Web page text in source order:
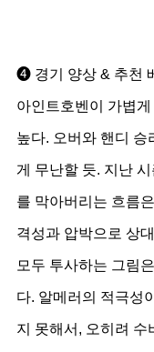
➍ 경기 양상 & 추천
아인트호벤이 가볍
높다. 오버와 핸디 승
게 무난할 듯. 지난
를 막아버리는 흐름
격성과 압박으로 상
모두 투사하는 그림
다. 알메러의 적극성
지 못해서, 오히려 수